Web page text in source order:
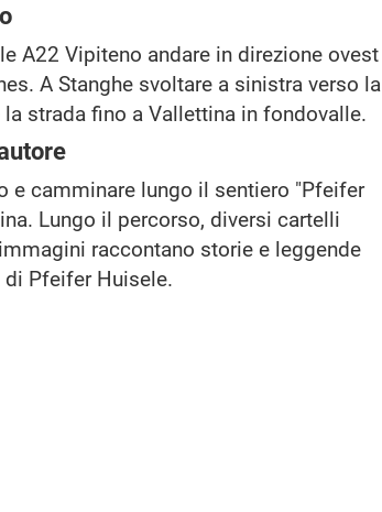
A22 Vipiteno andare in direzione ovest
A Stanghe svoltare a sinistra verso la
strada fino a Vallettina in fondovalle.
e camminare lungo il sentiero "Pfeifer
Lungo il percorso, diversi cartelli
raccontano storie e leggende
Pfeifer Huisele.